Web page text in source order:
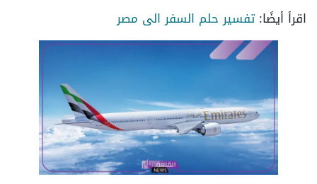
اقرأ أيضًا:تفسير حلم السفر الى مصر